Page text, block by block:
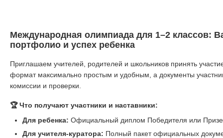
Международная олимпиада для 1–2 классов:
портфолио и успех ребенка
Приглашаем учителей, родителей и школьников принять
формат максимально простым и удобным, а документы
комиссии и проверки.
🏆 Что получают участники и наставники:
Для ребенка: Официальный диплом Победителя или
Для учителя-куратора: Полный пакет официальных